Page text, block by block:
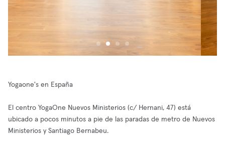
Yogaone's en España
El centro YogaOne Nuevos Ministerios (c/ Hernani, 47) está
ubicado a pocos minutos a pie de las paradas de metro de Nuevos
Ministerios y Santiago Bernabeu.